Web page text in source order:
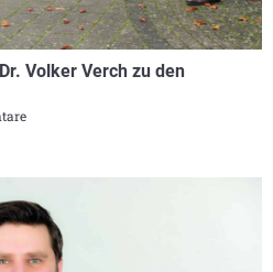
Volker Verch zu den